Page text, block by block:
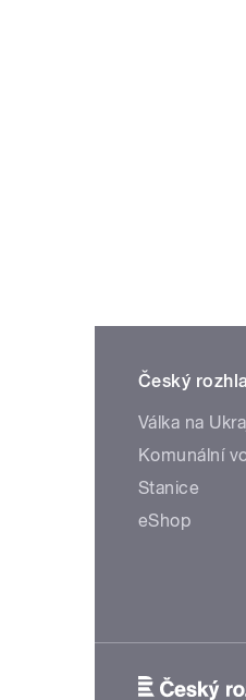
Český
Válka na
Komunální
Stanice
eShop